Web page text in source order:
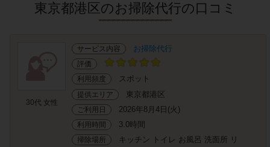
東京都港区のお掃除代行の口コミ
30代 女性
サービス内容 お掃除代行
評価
利用頻度
スポット
提供エリア 東京都港区
ご利用日 2026年8月4日(火)
利用時間 3.0時間
掃除場所
キッチン トイレ お風呂 洗面所 リ